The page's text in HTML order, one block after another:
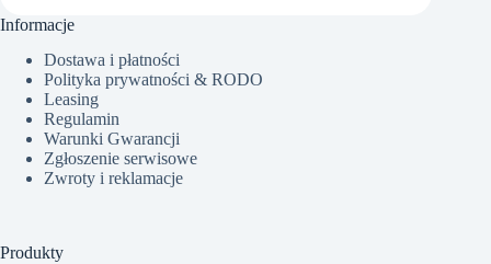
Informacje
Dostawa i płatności
Polityka prywatności & RODO
Leasing
Regulamin
Warunki Gwarancji
Zgłoszenie serwisowe
Zwroty i reklamacje
Produkty